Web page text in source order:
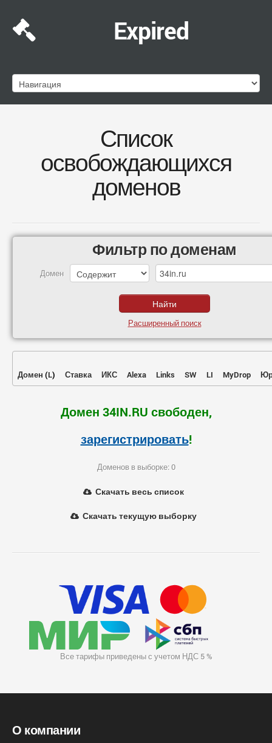
Expired
Список
освобождающихся
доменов
Фильтр по доменам
Домен
Расширенный поиск
Домен (L) Ставка ИКС Alexa Links SW LI MyDrop
Домен 34IN.RU свободен,
зарегистрировать!
Доменов в выборке: 0
Скачать весь список
Скачать текущую выборку
Все тарифы приведены с учетом НДС 5 %
О компании